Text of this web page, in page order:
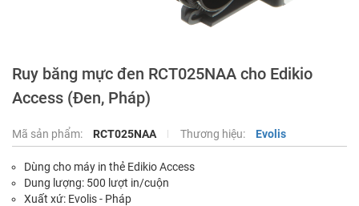
Ruy băng mực đen RCT025NAA cho Edikio
Access (Đen, Pháp)
Mã sản phẩm: RCT025NAA Thương hiệu: Evolis
Dùng cho máy in thẻ Edikio Access
Dung lượng: 500 lượt in/cuộn
Xuất xứ: Evolis - Pháp